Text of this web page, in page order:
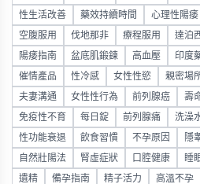
性生活改善 藥效持續時間 心理性陽痿
空腹服用 伐地那非 療程服用 達泊
陽痿指南 盆底肌鍛鍊 高血壓 印度
催情產品 性冷感 女性性慾 親密場
夫妻溝通 女性性行為 前列腺癌 壽
免疫性不育 每日錠 前列腺痛 洗澡
性功能衰退 飲食習慣 不孕原因 隱
自然壯陽法 腎虛症狀 口腔健康 睡
遺精 備孕指南 精子活力 高溫不孕